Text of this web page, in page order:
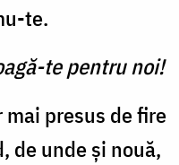
te.
te pentru noi!
presus de fire
de unde și nouă,